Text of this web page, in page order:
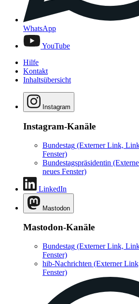
WhatsApp
YouTube
Hilfe
Kontakt
Inhaltsübersicht
Instagram
Instagram-Kanäle
Bundestag (Externer Link,
Fenster)
Bundestagspräsidentin
neues Fenster)
LinkedIn
Mastodon
Mastodon-Kanäle
Bundestag (Externer Link,
Fenster)
hib-Nachrichten (Externer
Fenster)